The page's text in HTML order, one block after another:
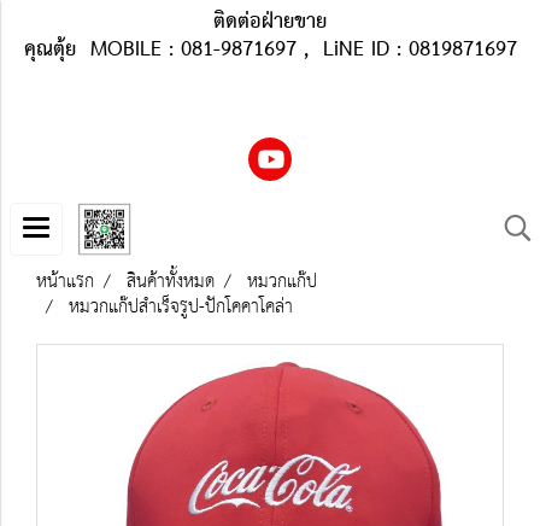
ติดต่อฝ่ายขาย
คุณตุ้ย MOBILE : 081-9871697 , LiNE ID : 0819871697
หน้าแรก สินค้าทั้งหมด หมวกแก๊ป
หมวกแก๊ปสำเร็จรูป-ปักโคคาโคล่า